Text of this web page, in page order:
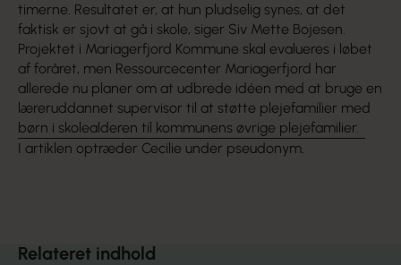
timerne. Resultatet er, at hun pludselig synes, at det
faktisk er sjovt at gå i skole, siger Siv Mette Bojesen.
Projektet i Mariagerfjord Kommune skal evalueres i løbet
af foråret, men Ressourcecenter Mariagerfjord har
allerede nu planer om at udbrede idéen med at bruge en
læreruddannet supervisor til at støtte plejefamilier med
børn i skolealderen til kommunens øvrige plejefamilier.
I artiklen optræder Cecilie under pseudonym.
Relateret indhold